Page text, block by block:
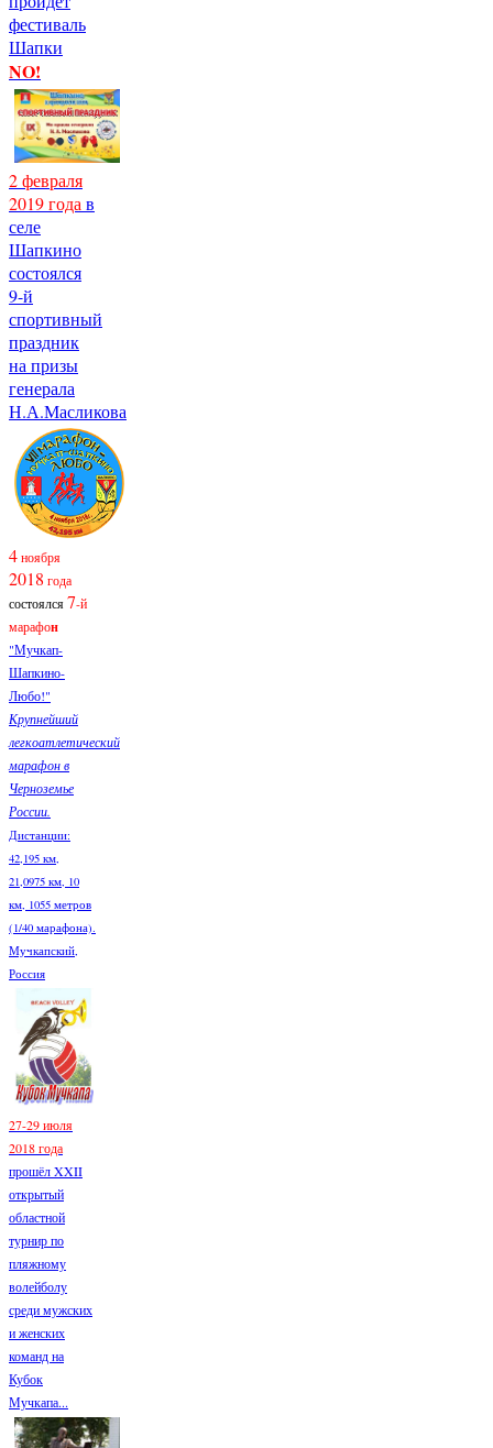
фестиваль
Шапки
NO!
2 февраля
2019 годав
селе
Шапкино
состоялся
9-й
спортивный
праздник
на призы
генерала
Н.А.Масликова
4ноября
2018 года
состоялся7-й
марафон
"Мучкап-
Шапкино-
Любо!"
Крупнейший
легкоатлетический
марафон в
Черноземье
России.
Дистанции:
42,195 км,
21,0975 км, 10
км, 1055 метров
(1/40 марафона).
Мучкапский,
Россия
27-29 июля
2018 года
прошёл XXII
открытый
областной
турнир по
пляжному
волейболу
среди мужских
и женских
команд на
Кубок
Мучкапа...